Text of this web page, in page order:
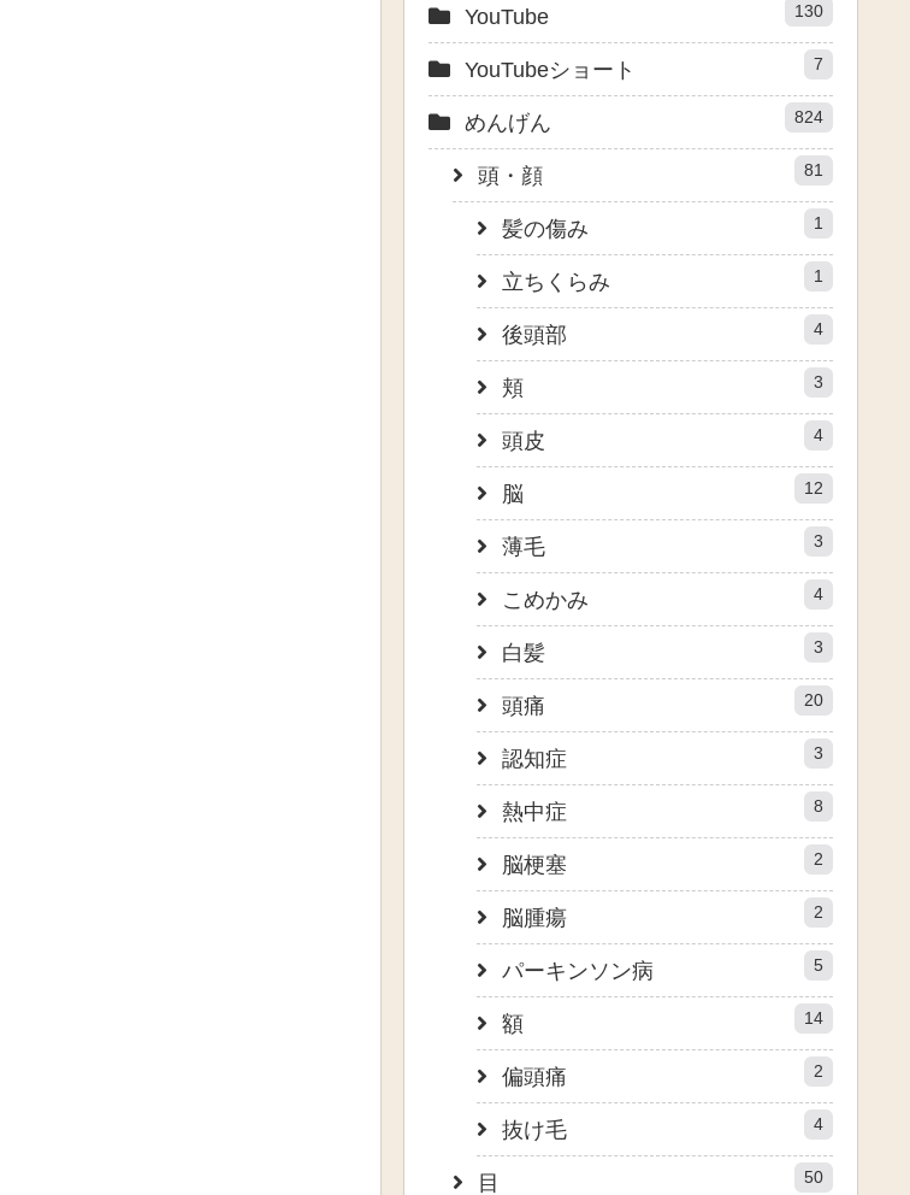
YouTube 130
YouTubeショート 7
めんげん 824
頭・顔 81
髪の傷み 1
立ちくらみ 1
後頭部 4
頬 3
頭皮 4
脳 12
薄毛 3
こめかみ 4
白髪 3
頭痛 20
認知症 3
熱中症 8
脳梗塞 2
脳腫瘍 2
パーキンソン病 5
額 14
偏頭痛 2
抜け毛 4
目 50